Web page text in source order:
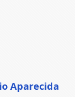
Aparecida